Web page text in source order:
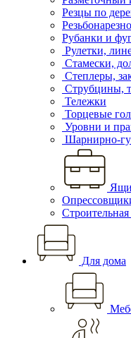
Резцы по
Рубанки и
Рулетки,
Стамески,
Степлеры,
Струбцины,
Тележки
Торцевые
Уровни и
Шарнирно-
Для дома